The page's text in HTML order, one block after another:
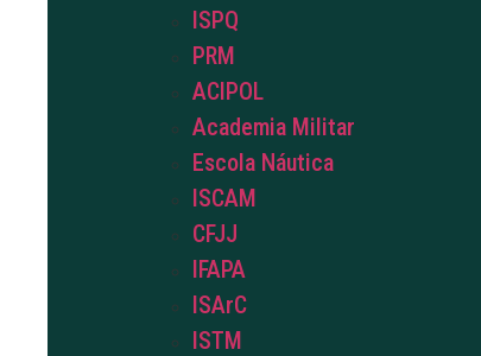
ISPQ
PRM
ACIPOL
Academia Militar
Escola Náutica
ISCAM
CFJJ
IFAPA
ISArC
ISTM